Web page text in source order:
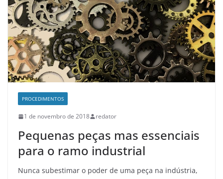
PROCEDIMENTOS
1 de novembro de 2018 redator
Pequenas peças mas essenciais
para o ramo industrial
Nunca subestimar o poder de uma peça na indústria,